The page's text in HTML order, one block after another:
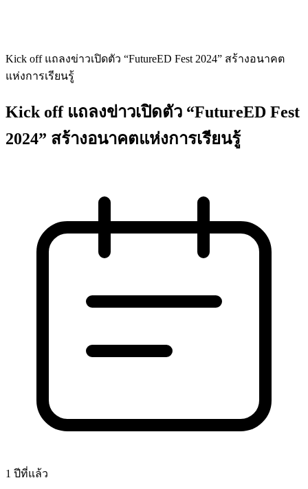
Kick off แถลงข่าวเปิดตัว “FutureED Fest 2024” สร้างอนาคต
แห่งการเรียนรู้
Kick off แถลงข่าวเปิดตัว “FutureED Fest
2024” สร้างอนาคตแห่งการเรียนรู้
1 ปีที่แล้ว